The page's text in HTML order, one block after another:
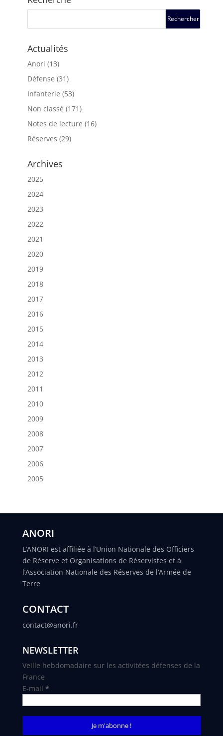
Actualités
Anori (13)
Défense (31)
Infanterie (53)
Non classé (171)
Notes de lecture (16)
Réserves (29)
Archives
2025
2024
2023
2022
2021
2020
2019
2018
2017
2016
2015
2014
2013
2012
2011
2010
2009
2008
2007
2006
2005
ANORI
L’ANORI est affiliée à l’Union Nationale des Officiers
de Réserve et Organisations de Réservistes et à
l’Association Nationale des Réserves de l’Armée de
Terre
CONTACT
contact@anori.fr
NEWSLETTER
Veille hebdomadaire sur les activitées défenses de la
France
E-mail *